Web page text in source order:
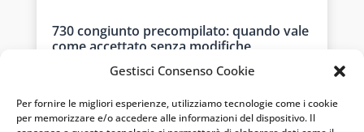
Gestisci Consenso Cookie
Per fornire le migliori esperienze, utilizziamo tecnologie come i cookie
per memorizzare e/o accedere alle informazioni del dispositivo. Il
730 congiunto precompilato: quando vale
come accettato senza modifiche
Ago 4, 2026|
Dichiarazioni
precompilato presentato in forma congiunta
sono cambiate nel tempo: cosa significa per il